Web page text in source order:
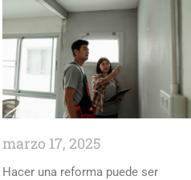
marzo 17, 2025
Hacer una reforma puede ser